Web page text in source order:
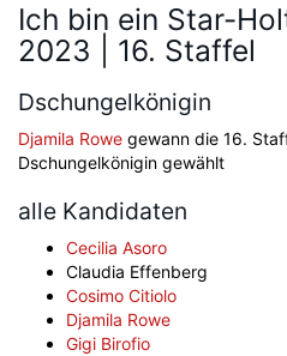
Ich bin ein Star-
2023 | 16. Staffel
Dschungelkönigin
Djamila Rowe gewann die 16.
Dschungelkönigin gewählt
alle Kandidaten
Cecilia Asoro
Claudia Effenberg
Cosimo Citiolo
Djamila Rowe
Gigi Birofio